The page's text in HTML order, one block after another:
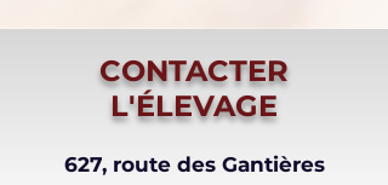
CONTACTER
L'ÉLEVAGE
627, route des Gantières